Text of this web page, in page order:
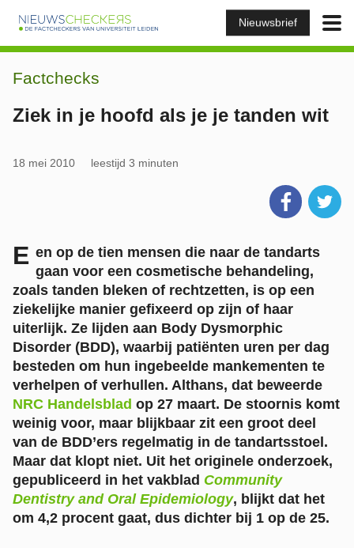
Nieuwsbrief
Factchecks
Ziek in je hoofd als je je tanden wit
18 mei 2010 leestijd 3 minuten
E en op de tien mensen die naar de tandarts
gaan voor een cosmetische behandeling,
zoals tanden bleken of rechtzetten, is op een
ziekelijke manier gefixeerd op zijn of haar
uiterlijk. Ze lijden aan Body Dysmorphic
Disorder (BDD), waarbij patiënten uren per dag
besteden om hun ingebeelde mankementen te
verhelpen of verhullen. Althans, dat beweerde
NRC Handelsblad op 27 maart. De stoornis komt
weinig voor, maar blijkbaar zit een groot deel
van de BDD’ers regelmatig in de tandartsstoel.
Maar dat klopt niet. Uit het originele onderzoek,
gepubliceerd in het vakblad Community
Dentistry and Oral Epidemiology, blijkt dat het
om 4,2 procent gaat, dus dichter bij 1 op de 25.